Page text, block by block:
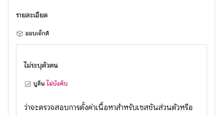
รายละเอียด
ออบเจ็กต์
ไม่ระบุตัวตน
บูลีน ไม่บังคับ
ว่าจะตรวจสอบการตั้งค่าเนื้อหาสำหรับเซสชันส่วนตัวหรือ